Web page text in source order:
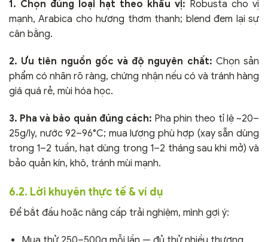
1. Chọn đúng loại hạt theo khẩu vị: Robusta cho vị
mạnh, Arabica cho hương thơm thanh; blend đem lại sự
cân bằng.
2. Ưu tiên nguồn gốc và độ nguyên chất: Chọn sản
phẩm có nhãn rõ ràng, chứng nhận nếu có và tránh hàng
giá quá rẻ, mùi hóa học.
3. Pha và bảo quản đúng cách: Pha phin theo tỉ lệ ~20–
25g/ly, nước 92–96°C; mua lượng phù hợp (xay sẵn dùng
trong 1–2 tuần, hạt dùng trong 1–2 tháng sau khi mở) và
bảo quản kín, khô, tránh mùi mạnh.
6.2. Lời khuyên thực tế & ví dụ
Để bắt đầu hoặc nâng cấp trải nghiệm, mình gợi ý: